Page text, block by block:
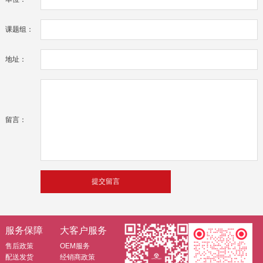
课题组：
地址：
留言：
服务保障
售后政策
配送发货
大客户服务
OEM服务
经销商政策